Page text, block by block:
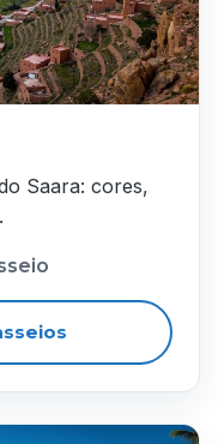
Saara: cores,